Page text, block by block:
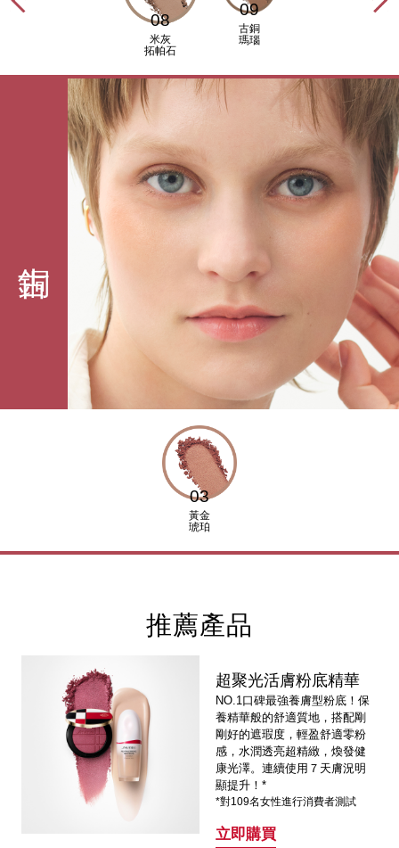
08
米灰
拓帕石
09
古銅
瑪瑙
03
黃金
琥珀
推薦產品
超聚光活膚粉底精華
NO.1口碑最強養膚型粉底！保
養精華般的舒適質地，搭配剛
剛好的遮瑕度，輕盈舒適零粉
感，水潤透亮超精緻，煥發健
康光澤。連續使用７天膚況明
顯提升！*
*對109名女性進行消費者測試
立即購買